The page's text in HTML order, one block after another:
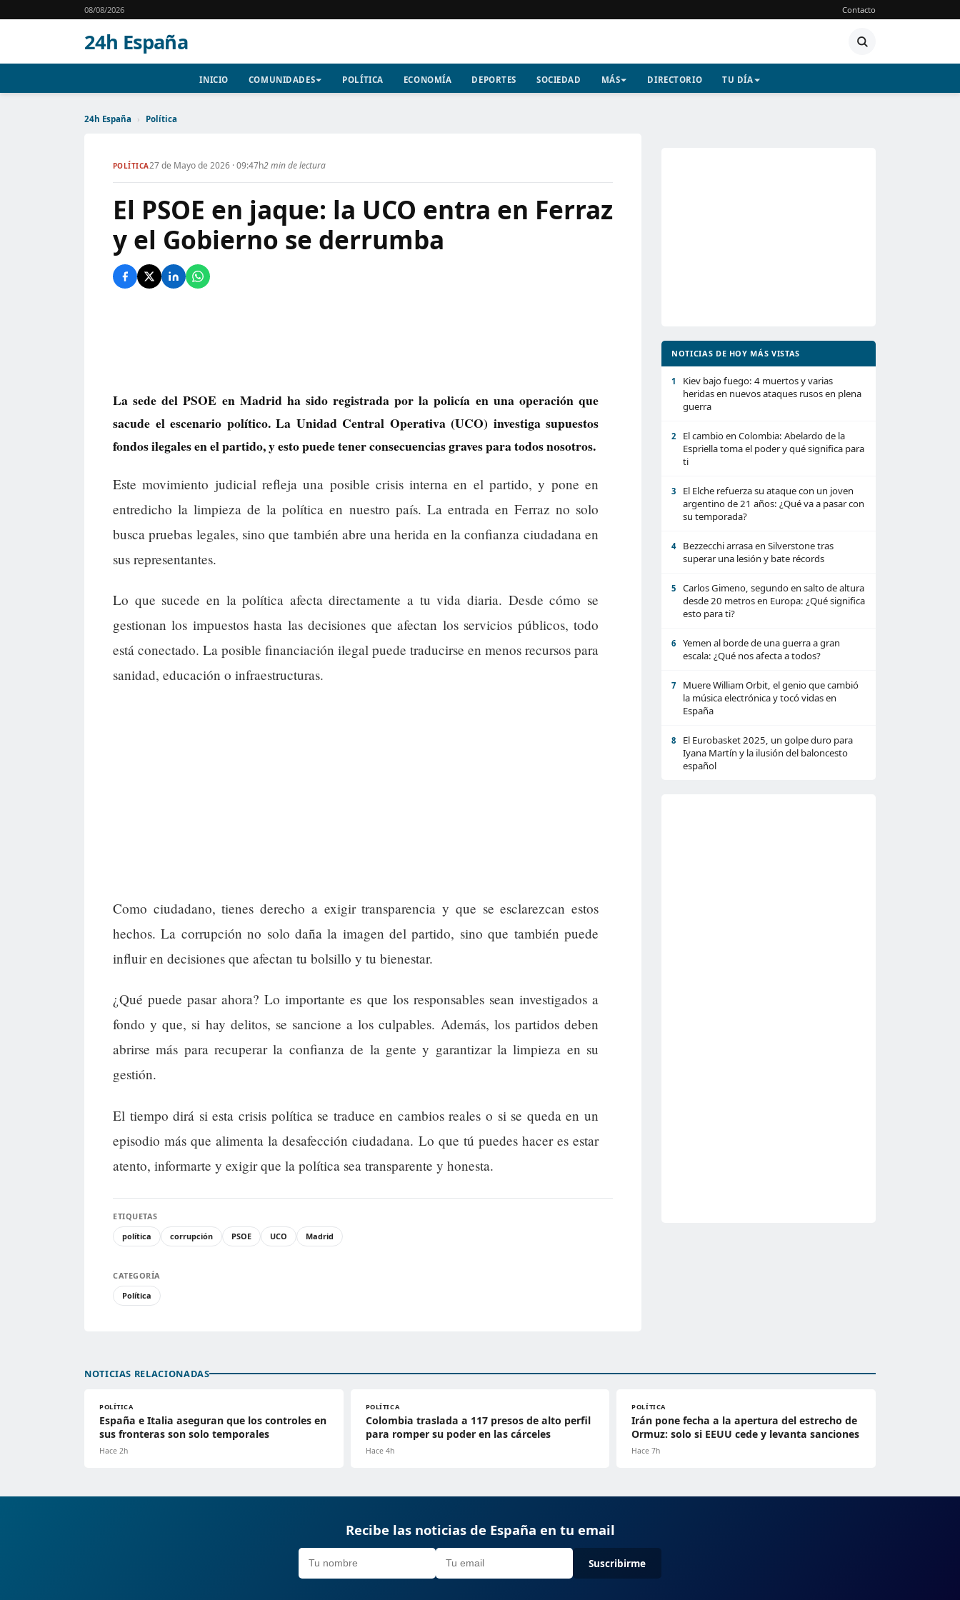
08/08/2026 Contacto
24h España
INICIO COMUNIDADES POLÍTICA ECONOMÍA DEPORTES SOCIEDAD MÁS DIRECTORIO TU DÍA
24h España › Política
POLÍTICA27 de Mayo de 2026 · 09:47h2 min de lectura
El PSOE en jaque: la UCO entra en Ferraz
y el Gobierno se derrumba
La sede del PSOE en Madrid ha sido registrada por la policía en una operación que
sacude el escenario político. La Unidad Central Operativa (UCO) investiga supuestos
fondos ilegales en el partido, y esto puede tener consecuencias graves para todos nosotros.
Este movimiento judicial refleja una posible crisis interna en el partido, y pone en
entredicho la limpieza de la política en nuestro país. La entrada en Ferraz no solo
busca pruebas legales, sino que también abre una herida en la confianza ciudadana en
sus representantes.
Lo que sucede en la política afecta directamente a tu vida diaria. Desde cómo se
gestionan los impuestos hasta las decisiones que afectan los servicios públicos, todo
está conectado. La posible financiación ilegal puede traducirse en menos recursos para
sanidad, educación o infraestructuras.
Como ciudadano, tienes derecho a exigir transparencia y que se esclarezcan estos
hechos. La corrupción no solo daña la imagen del partido, sino que también puede
influir en decisiones que afectan tu bolsillo y tu bienestar.
¿Qué puede pasar ahora? Lo importante es que los responsables sean investigados a
fondo y que, si hay delitos, se sancione a los culpables. Además, los partidos deben
abrirse más para recuperar la confianza de la gente y garantizar la limpieza en su
gestión.
El tiempo dirá si esta crisis política se traduce en cambios reales o si se queda en un
episodio más que alimenta la desafección ciudadana. Lo que tú puedes hacer es estar
atento, informarte y exigir que la política sea transparente y honesta.
ETIQUETAS
política
corrupción PSOE UCO Madrid
CATEGORÍA
Política
NOTICIAS DE HOY MÁS VISTAS
1
Kiev bajo fuego: 4 muertos y varias
heridas en nuevos ataques rusos en plena
guerra
2
El cambio en Colombia: Abelardo de la
Espriella toma el poder y qué significa para
ti
3
El Elche refuerza su ataque con un joven
argentino de 21 años: ¿Qué va a pasar con
su temporada?
4
Bezzecchi arrasa en Silverstone tras
superar una lesión y bate récords
5
Carlos Gimeno, segundo en salto de altura
desde 20 metros en Europa: ¿Qué significa
esto para ti?
6
Yemen al borde de una guerra a gran
escala: ¿Qué nos afecta a todos?
7
Muere William Orbit, el genio que cambió
la música electrónica y tocó vidas en
España
8
El Eurobasket 2025, un golpe duro para
Iyana Martín y la ilusión del baloncesto
español
NOTICIAS RELACIONADAS
POLÍTICA
España e Italia aseguran que los controles en
sus fronteras son solo temporales
Hace 2h
POLÍTICA
Colombia traslada a 117 presos de alto perfil
para romper su poder en las cárceles
Hace 4h
POLÍTICA
Irán pone fecha a la apertura del estrecho de
Ormuz: solo si EEUU cede y levanta sanciones
Hace 7h
Recibe las noticias de España en tu email
Suscribirme